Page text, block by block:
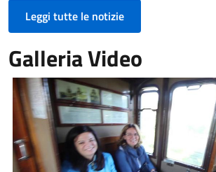
Leggi tutte le notizie
Galleria Video